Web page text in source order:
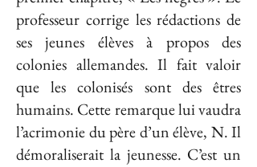
professeur corrige les rédactions de
ses jeunes élèves à propos des
colonies allemandes. Il fait valoir
que les colonisés sont des êtres
humains. Cette remarque lui vaudra
l’acrimonie du père d’un élève, N. Il
démoraliserait la jeunesse. C’est un